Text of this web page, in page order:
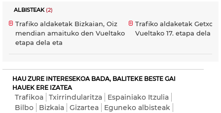
ALBISTEAK(2)
Trafiko aldaketak Bizkaian, Oiz
mendian amaituko den Vueltako
etapa dela eta
Trafiko aldaketak Getxon,
Vueltako 17. etapa dela
HAU ZURE INTERESEKOA BADA, BALITEKE BESTE GAI
HAUEK ERE IZATEA
Trafikoa Txirrindularitza
Espainiako Itzulia
Bilbo
Bizkaia Gizartea
Eguneko albisteak